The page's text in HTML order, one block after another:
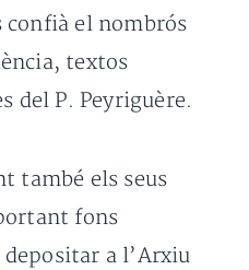
confià el nombrós
textos
del P. Peyriguère.
també els seus
fons
a l’Arxiu